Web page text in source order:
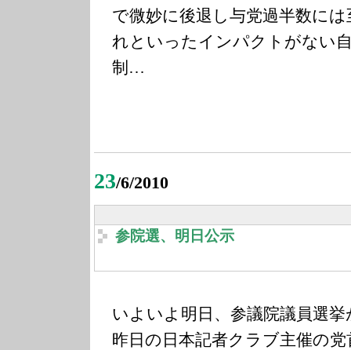
で微妙に後退し与党過半数に
れといったインパクトがない
制…
23/6/2010
参院選、明日公示
いよいよ明日、参議院議員選
昨日の日本記者クラブ主催の